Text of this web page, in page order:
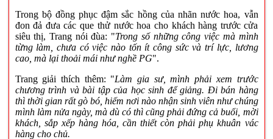
Trong bộ đồng phục đậm sắc hồng của nhãn nước hoa, vẫn
đon đả đưa các que thử nước hoa cho khách hàng trước cửa
siêu thị, Trang nói đùa: "Trong số những công việc mà mình
từng làm, chưa có việc nào tốn ít công sức và trí lực, lương
cao, mà lại thoải mái như nghề PG".
Trang giải thích thêm: "Làm gia sư, mình phải xem trước
chương trình và bài tập của học sinh để giảng. Đi bán hàng
thì thời gian rất gò bó, hiếm nơi nào nhận sinh viên như chúng
mình làm nửa ngày, mà dù có thì cũng phải đứng cả buổi, mời
khách, sắp xếp hàng hóa, cần thiết còn phải phụ khuân vác
hàng cho chủ.